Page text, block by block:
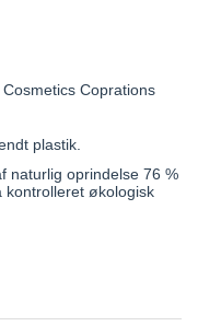
Coprations
plastik.
naturlig oprindelse 76 %
kontrolleret økologisk